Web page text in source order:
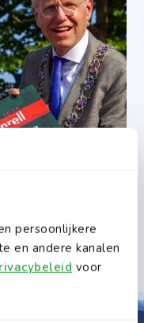
persoonlijkere
en andere kanalen
voor